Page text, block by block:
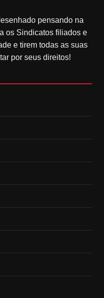
pensando na
os Sindicatos filiados e
e tirem todas as suas
por seus direitos!